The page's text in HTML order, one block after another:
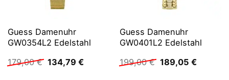
Guess Damenuhr
GW0354L2 Edelstahl
179,00€ Ursprünglicher
Preis
134,79 €Aktueller
Guess Damenuhr
GW0401L2 Edelstahl
199,00€ Ursprünglicher
Preis
189,05 €